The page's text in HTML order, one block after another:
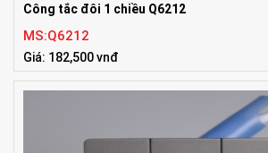
Công tắc đôi 1 chiều Q6212
MS:Q6212
Giá: 182,500 vnđ
Tiêu chuẩn:ISO9001:2008, UL, TUV, IEC, BS